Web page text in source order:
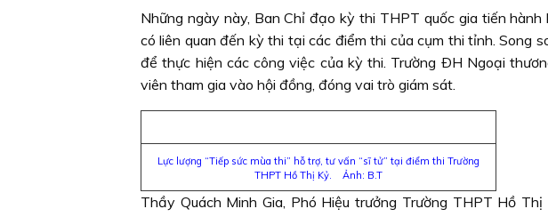
Những ngày này, Ban Chỉ đạo kỳ thi THPT quốc gia tiến
có liên quan đến kỳ thi tại các điểm thi của cụm thi tỉnh. Song
để thực hiện các công việc của kỳ thi. Trường ÐH Ngoại
viên tham gia vào hội đồng, đóng vai trò giám sát.
Lực lượng “Tiếp sức mùa thi” hỗ trợ, tư vấn “sĩ tử” tại điểm thi Trường
THPT Hồ Thị Kỷ. Ảnh: B.T
Thầy Quách Minh Gia, Phó Hiệu trưởng Trường THPT Hồ